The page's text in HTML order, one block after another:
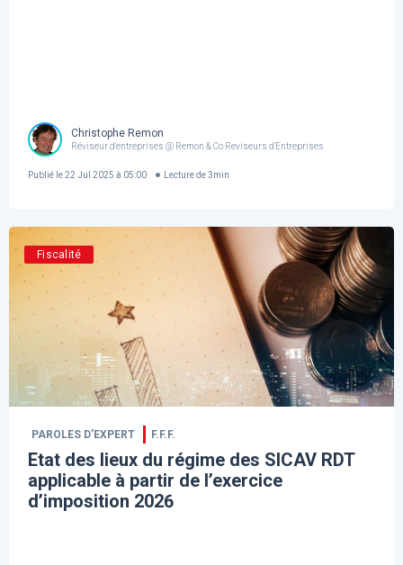
Christophe Remon
Réviseur d'entreprises @ Remon & Co Reviseurs d'Entreprises
Publié le22 Jul 2025 à 05:00 Lecture de 3min
Fiscalité
PAROLES D’EXPERT F.F.F.
Etat des lieux du régime des SICAV RDT
applicable à partir de l’exercice
d’imposition 2026